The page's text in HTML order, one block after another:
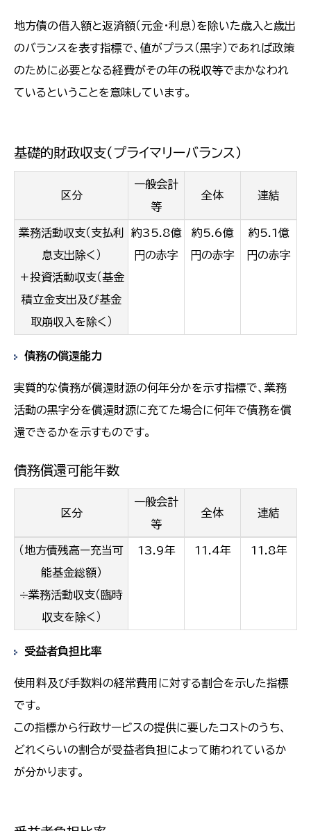
地方債の借入額と返済額（元金・利息）を除いた歳入と歳出
のバランスを表す指標で、値がプラス（黒字）であれば政策
のために必要となる経費がその年の税収等でまかなわれ
ているということを意味しています。
基礎的財政収支（プライマリーバランス）
区分
一般会計
等
全体 連結
業務活動収支（支払利
息支出除く）
＋投資活動収支（基金
積立金支出及び基金
取崩収入を除く）
約35.8億
円の赤字
約5.6億
円の赤字
約5.1億
円の赤字
債務の償還能力
実質的な債務が償還財源の何年分かを示す指標で、業務
活動の黒字分を償還財源に充てた場合に何年で債務を償
還できるかを示すものです。
債務償還可能年数
区分
一般会計
等
全体 連結
（地方債残高ー充当可
能基金総額）
÷業務活動収支（臨時
収支を除く）
13.9年 11.4年 11.8年
受益者負担比率
使用料及び手数料の経常費用に対する割合を示した指標
です。
この指標から行政サービスの提供に要したコストのうち、
どれくらいの割合が受益者負担によって賄われているか
が分かります。